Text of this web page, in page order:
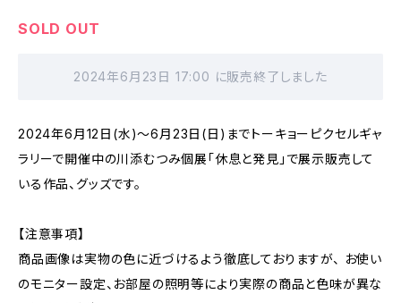
SOLD OUT
2024年6月23日 17:00 に販売終了しました
2024年6月12日(水)〜6月23日(日)までトーキョーピクセルギャ
ラリーで開催中の川添むつみ個展「休息と発見」で展示販売して
いる作品、グッズです。
【注意事項】
商品画像は実物の色に近づけるよう徹底しておりますが、 お使い
のモニター設定、お部屋の照明等により実際の商品と色味が異な